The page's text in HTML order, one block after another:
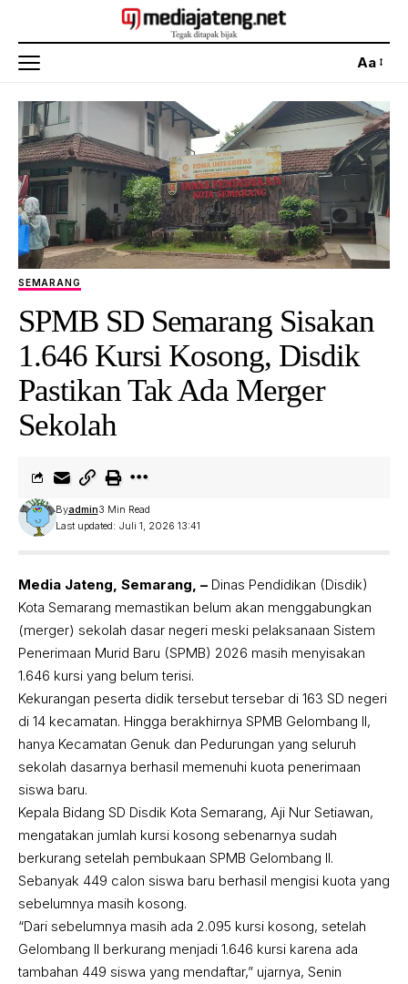
Aa
SEMARANG
SPMB SD Semarang Sisakan
1.646 Kursi Kosong, Disdik
Pastikan Tak Ada Merger
Sekolah
Last updated: Juli 1, 2026 13:41
Byadmin3 Min Read
Media Jateng, Semarang, – Dinas Pendidikan (Disdik)
Kota Semarang memastikan belum akan menggabungkan
(merger) sekolah dasar negeri meski pelaksanaan Sistem
Penerimaan Murid Baru (SPMB) 2026 masih menyisakan
1.646 kursi yang belum terisi.
Kekurangan peserta didik tersebut tersebar di 163 SD negeri
di 14 kecamatan. Hingga berakhirnya SPMB Gelombang II,
hanya Kecamatan Genuk dan Pedurungan yang seluruh
sekolah dasarnya berhasil memenuhi kuota penerimaan
siswa baru.
Kepala Bidang SD Disdik Kota Semarang, Aji Nur Setiawan,
mengatakan jumlah kursi kosong sebenarnya sudah
berkurang setelah pembukaan SPMB Gelombang II.
Sebanyak 449 calon siswa baru berhasil mengisi kuota yang
sebelumnya masih kosong.
“Dari sebelumnya masih ada 2.095 kursi kosong, setelah
Gelombang II berkurang menjadi 1.646 kursi karena ada
tambahan 449 siswa yang mendaftar,” ujarnya, Senin